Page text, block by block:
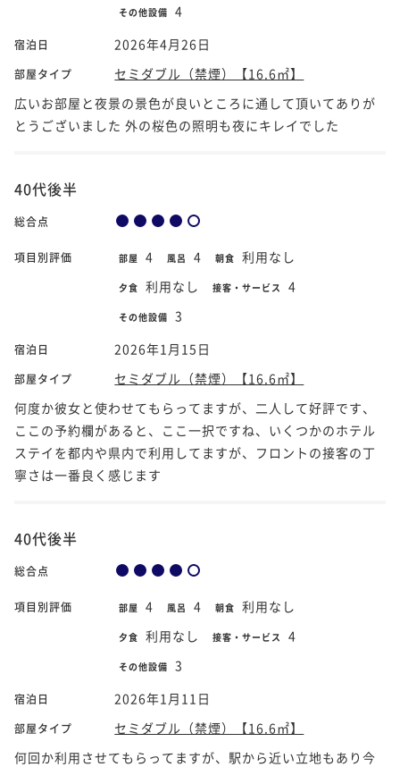
その他設備 4
宿泊日 2026年4月26日
部屋タイプ
セミダブル（禁煙）【16.6㎡】
広いお部屋と夜景の景色が良いところに通して頂いてありが
とうございました 外の桜色の照明も夜にキレイでした
40代後半
総合点
項目別評価 部屋 4 風呂 4 朝食 利用なし
夕食 利用なし 接客・サービス 4
その他設備 3
宿泊日 2026年1月15日
部屋タイプ
セミダブル（禁煙）【16.6㎡】
何度か彼女と使わせてもらってますが、二人して好評です、
ここの予約欄があると、ここ一択ですね、いくつかのホテル
ステイを都内や県内で利用してますが、フロントの接客の丁
寧さは一番良く感じます
40代後半
総合点
項目別評価 部屋 4 風呂 4 朝食 利用なし
夕食 利用なし 接客・サービス 4
その他設備 3
宿泊日 2026年1月11日
部屋タイプ
セミダブル（禁煙）【16.6㎡】
何回か利用させてもらってますが、駅から近い立地もあり今